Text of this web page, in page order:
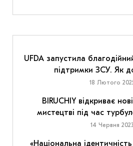
UFDA запустила
підтримки ЗСУ. Як
18 Лютого
BIRUCHIY відкриває
мистецтві під час
14 Червня 2023
«Національна